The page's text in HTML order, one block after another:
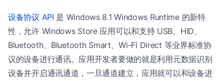
设备协议 API 是 Windows 8.1 Windows Runtime 的新特
性，允许 Windows Store 应用可以和支持 USB、HID、
Bluetooth、Bluetooth Smart、Wi-Fi Direct 等业界标准协
议的设备进行通讯。应用开发者要做的就是利用元数据识别
设备并开启通讯通道，一旦通道建立，应用就可以和设备进